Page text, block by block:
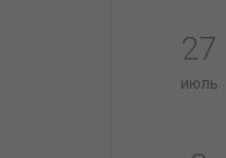
27
июль